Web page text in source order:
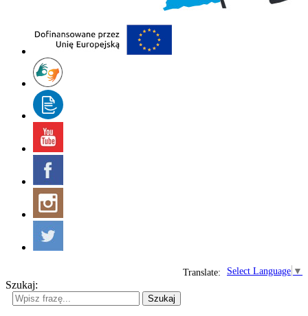
Select Language ▼
Translate:
Szukaj:
Szukaj